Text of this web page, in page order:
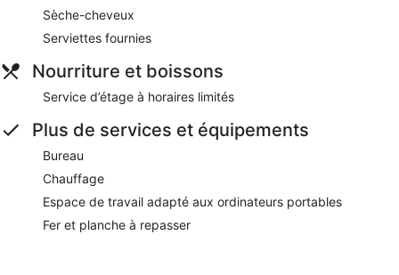
Sèche-cheveux
Serviettes fournies
Nourriture et boissons
Service d’étage à horaires limités
Plus de services et équipements
Bureau
Chauffage
Espace de travail adapté aux ordinateurs portables
Fer et planche à repasser